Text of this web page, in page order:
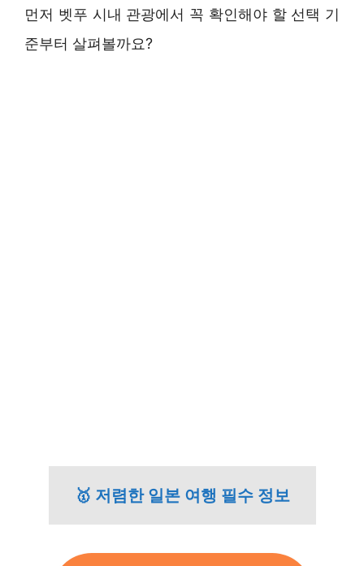
먼저 벳푸 시내 관광에서 꼭 확인해야 할 선택 기
준부터 살펴볼까요?
🥇 저렴한 일본 여행 필수 정보